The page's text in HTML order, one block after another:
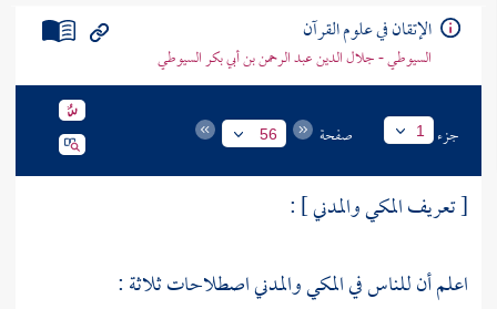
الإتقان في علوم القرآن
السيوطي - جلال الدين عبد الرحمن بن أبي بكر السيوطي
جزء 1 صفحة 56
[ تعريف المكي والمدني ] :
اعلم أن للناس في المكي والمدني اصطلاحات ثلاثة :